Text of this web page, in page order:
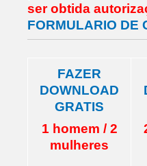
ser obtida
FORMULARIO DE
FAZER
DOWNLOAD
GRATIS
1 homem / 2
mulheres